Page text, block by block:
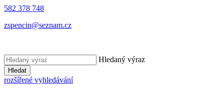
582 378 748
zspencin@seznam.cz
Hledaný výraz
Hledat
rozšířené vyhledávání